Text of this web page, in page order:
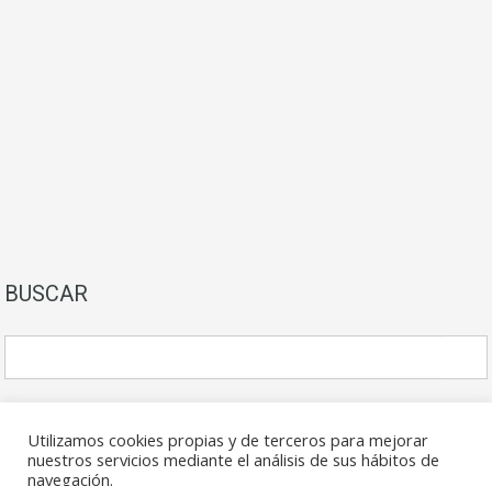
BUSCAR
Utilizamos cookies propias y de terceros para mejorar
nuestros servicios mediante el análisis de sus hábitos de
navegación.